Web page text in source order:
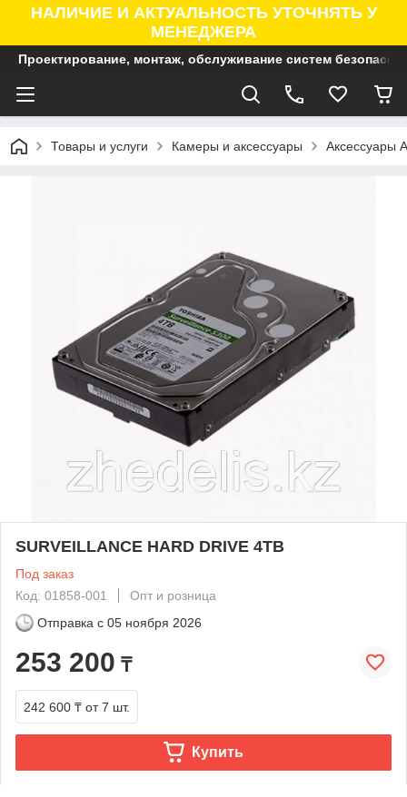
НАЛИЧИЕ И АКТУАЛЬНОСТЬ УТОЧНЯТЬ У
МЕНЕДЖЕРА
Проектирование, монтаж, обслуживание систем
Товары и услуги Камеры и аксессуары Аксессуары
SURVEILLANCE HARD DRIVE 4TB
Под заказ
Код: 01858-001
Опт и розница
Отправка с 05 ноября 2026
253 200 ₸
242 600 ₸ от 7 шт.
Купить